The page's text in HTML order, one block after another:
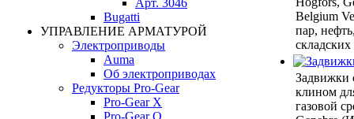
Арт. 3046
Bugatti
УПРАВЛЕНИЕ АРМАТУРОЙ
Электроприводы
Auma
Об электроприводах
Редукторы Pro-Gear
Pro-Gear X
Pro-Gear Q
Belgium
пар,
Задвижки
клином
газовой